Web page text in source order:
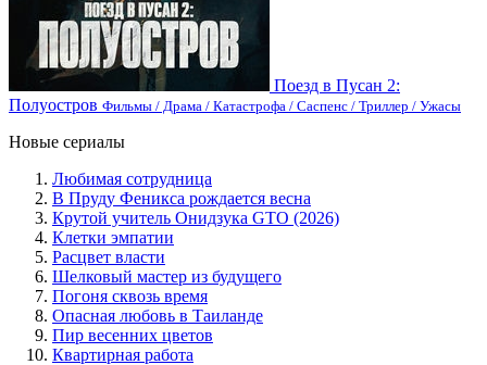
Поезд в Пусан 2:
Полуостров Фильмы / Драма / Катастрофа / Саспенс / Триллер / Ужасы
Новые сериалы
Любимая сотрудница
В Пруду Феникса рождается весна
Крутой учитель Онидзука GTO (2026)
Клетки эмпатии
Расцвет власти
Шелковый мастер из будущего
Погоня сквозь время
Опасная любовь в Таиланде
Пир весенних цветов
Квартирная работа